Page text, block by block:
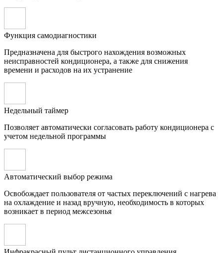
Функция самодиагностики
Предназначена для быстрого нахождения возможных
неисправностей кондиционера, а также для снижения
времени и расходов на их устранение
Недельный таймер
Позволяет автоматически согласовать работу кондиционера с
учетом недельной программы
Автоматический выбор режима
Освобождает пользователя от частых переключений с нагрева
на охлаждение и назад вручную, необходимость в которых
возникает в период межсезонья